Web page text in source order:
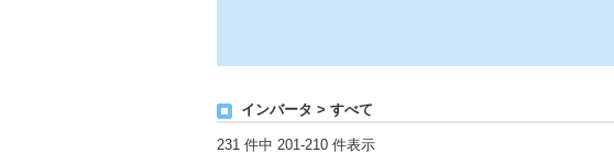
インバータ > すべて
231 件中 201-210 件表示